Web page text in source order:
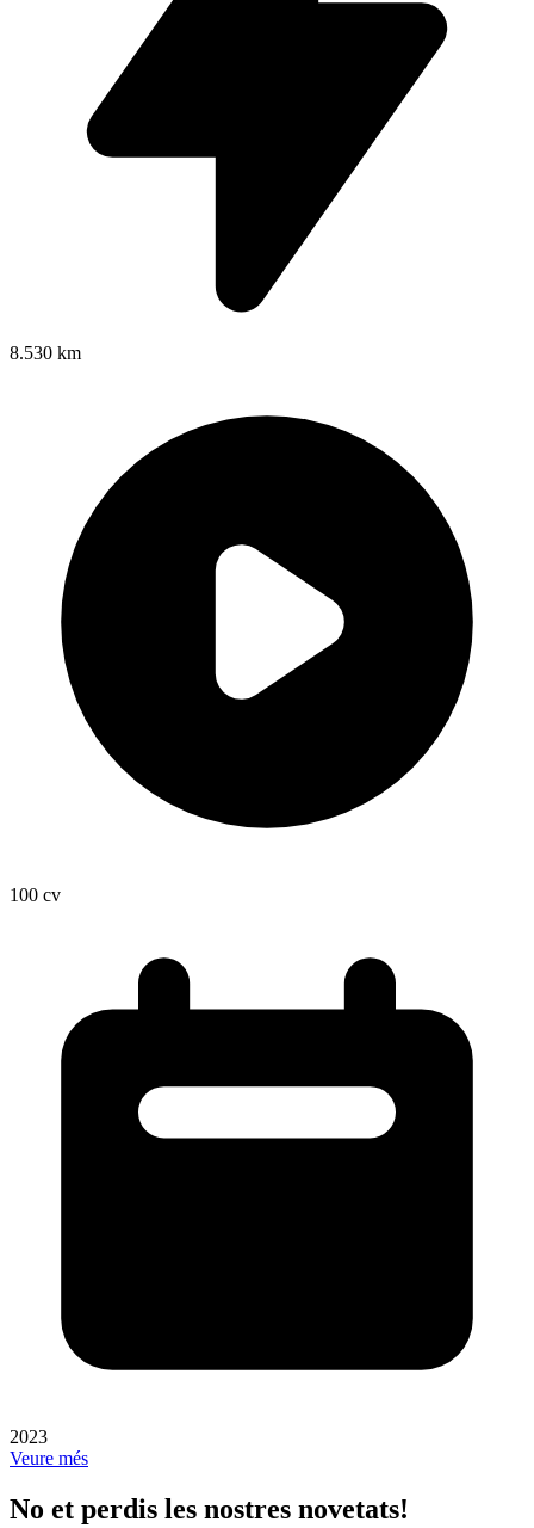
8.530 km
100 cv
2023
Veure més
No et perdis les nostres novetats!